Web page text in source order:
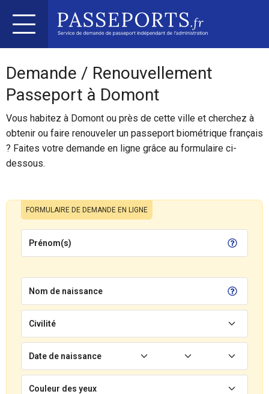
Demande / Renouvellement
Passeport à Domont
Vous habitez à Domont ou près de cette ville et cherchez à
obtenir ou faire renouveler un passeport biométrique français
? Faites votre demande en ligne grâce au formulaire ci-
dessous.
FORMULAIRE DE DEMANDE EN LIGNE
Prénom(s)
Nom de naissance
Civilité
Date de naissance
Couleur des yeux